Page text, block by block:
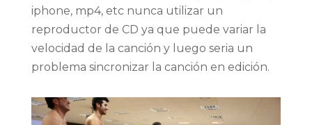
iphone, mp4, etc nunca utilizar un
reproductor de CD ya que puede variar la
velocidad de la canción y luego seria un
problema sincronizar la canción en edición.